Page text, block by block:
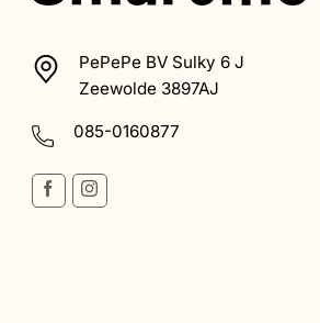
PePePe BV Sulky 6 J
Zeewolde 3897AJ
085-0160877